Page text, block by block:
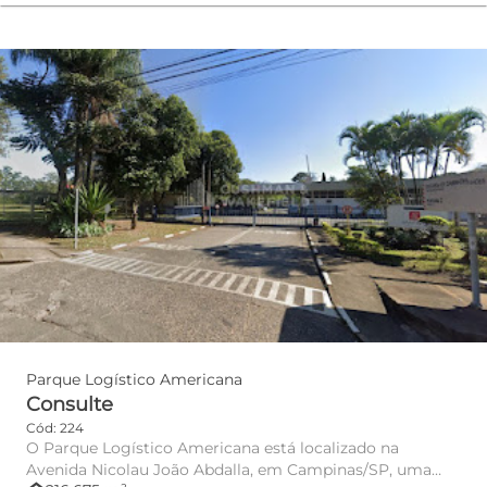
Parque Logístico Americana
Consulte
Cód: 224
O Parque Logístico Americana está localizado na
Avenida Nicolau João Abdalla, em Campinas/SP, uma